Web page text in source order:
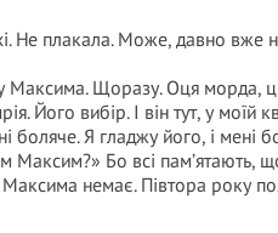
Не плакала. Може, давно вже
Щоразу. Оця морда, ці
Його вибір. І він тут, у моїй
боляче. Я гладжу його, і мені
Максим?» Бо всі пам’ятають,
немає. Півтора року